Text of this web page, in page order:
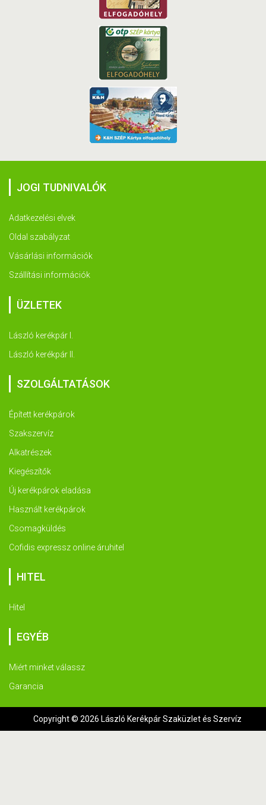
JOGI TUDNIVALÓK
Adatkezelési elvek
Oldal szabályzat
Vásárlási információk
Szállítási információk
ÜZLETEK
László kerékpár I.
László kerékpár II.
SZOLGÁLTATÁSOK
Épített kerékpárok
Szakszervíz
Alkatrészek
Kiegészítők
Új kerékpárok eladása
Használt kerékpárok
Csomagküldés
Cofidis expressz online áruhitel
HITEL
Hitel
EGYÉB
Miért minket válassz
Garancia
Copyright © 2026 László Kerékpár Szaküzlet és Szervíz